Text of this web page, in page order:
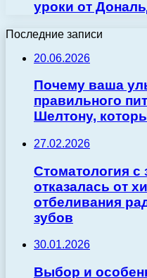
уроки от
Последние записи
20.06.2026
Почему ваша
правильного
Шелтону,
27.02.2026
Стоматология с
отказалась от
отбеливания
зубов
30.01.2026
Выбор и